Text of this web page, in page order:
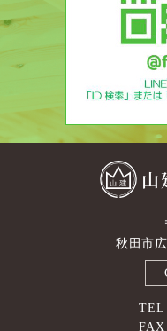
山
秋田市
TEL
FAX